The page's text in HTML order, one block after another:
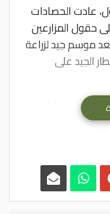
عادت الحصادات
حقول المزارعين
موسم جيد لزراعة
الجيد على
عشر سنوات،
مواسم
من القمح
والشعير
القمح